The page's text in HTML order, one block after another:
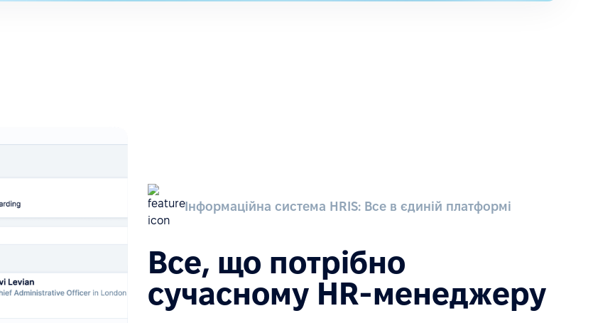
Інформаційна система HRIS: Все в єдиній платформі
Все, що потрібно
сучасному HR-менеджеру